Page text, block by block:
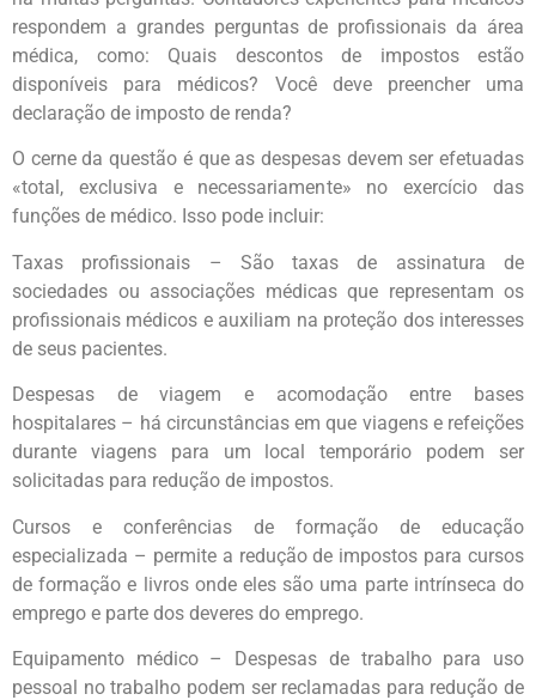
respondem a grandes perguntas de profissionais da área
médica, como: Quais descontos de impostos estão
disponíveis para médicos? Você deve preencher uma
declaração de imposto de renda?
O cerne da questão é que as despesas devem ser efetuadas
«total, exclusiva e necessariamente» no exercício das
funções de médico. Isso pode incluir:
Taxas profissionais – São taxas de assinatura de
sociedades ou associações médicas que representam os
profissionais médicos e auxiliam na proteção dos interesses
de seus pacientes.
Despesas de viagem e acomodação entre bases
hospitalares – há circunstâncias em que viagens e refeições
durante viagens para um local temporário podem ser
solicitadas para redução de impostos.
Cursos e conferências de formação de educação
especializada – permite a redução de impostos para cursos
de formação e livros onde eles são uma parte intrínseca do
emprego e parte dos deveres do emprego.
Equipamento médico – Despesas de trabalho para uso
pessoal no trabalho podem ser reclamadas para redução de